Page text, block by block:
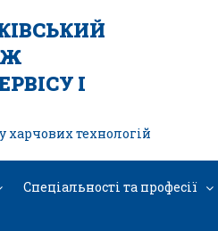
І
харчових технологій
Спеціальності та професії